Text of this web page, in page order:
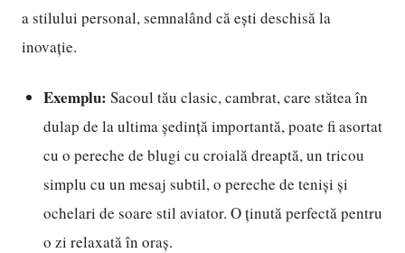
a stilului personal, semnalând că ești deschisă la
inovație.
Exemplu: Sacoul tău clasic, cambrat, care stătea în
dulap de la ultima ședință importantă, poate fi asortat
cu o pereche de blugi cu croială dreaptă, un tricou
simplu cu un mesaj subtil, o pereche de teniși și
ochelari de soare stil aviator. O ținută perfectă pentru
o zi relaxată în oraș.